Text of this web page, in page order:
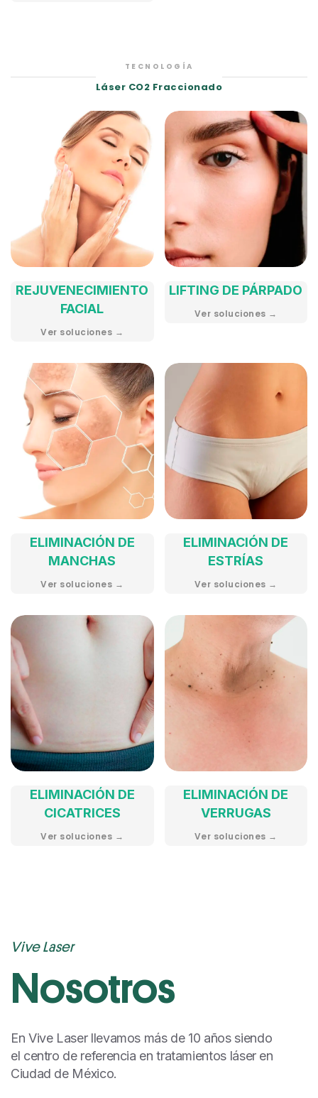
TECNOLOGÍA
Láser CO2 Fraccionado
REJUVENECIMIENTO
FACIAL
Ver soluciones →
LIFTING DE PÁRPADO
Ver soluciones →
ELIMINACIÓN DE
MANCHAS
Ver soluciones →
ELIMINACIÓN DE
ESTRÍAS
Ver soluciones →
ELIMINACIÓN DE
CICATRICES
Ver soluciones →
ELIMINACIÓN DE
VERRUGAS
Ver soluciones →
Vive Laser
Nosotros
En Vive Laser llevamos más de 10 años siendo
el centro de referencia en tratamientos láser en
Ciudad de México.